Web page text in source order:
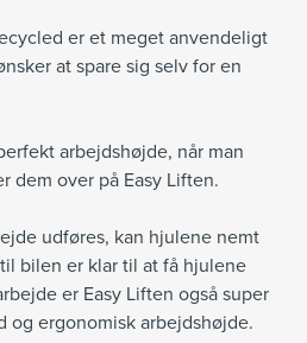
er et meget anvendeligt
at spare sig selv for en
arbejdshøjde, når man
over på Easy Liften.
udføres, kan hjulene nemt
bilen er klar til at få hjulene
er Easy Liften også super
og ergonomisk arbejdshøjde.